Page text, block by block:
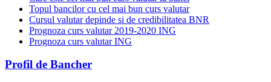
Topul bancilor cu cel mai bun curs valutar
Cursul valutar depinde si de credibilitatea BNR
Prognoza curs valutar 2019-2020 ING
Prognoza curs valutar ING
Profil de Bancher